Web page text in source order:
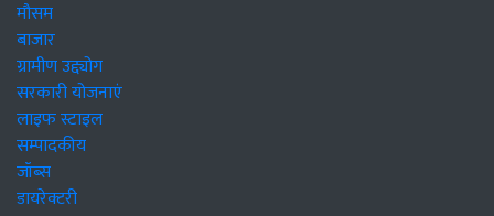
मौसम
बाजार
ग्रामीण उद्द्योग
सरकारी योजनाएं
लाइफ स्टाइल
सम्पादकीय
जॉब्स
डायरेक्टरी